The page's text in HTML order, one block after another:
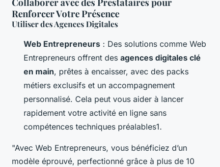
Renforcer Votre Présence
Utiliser des Agences Digitales
Web Entrepreneurs : Des solutions comme Web
Entrepreneurs offrent des agences digitales clé
en main, prêtes à encaisser, avec des packs
métiers exclusifs et un accompagnement
personnalisé. Cela peut vous aider à lancer
rapidement votre activité en ligne sans
compétences techniques préalables1.
"Avec Web Entrepreneurs, vous bénéficiez d’un
modèle éprouvé, perfectionné grâce à plus de 10